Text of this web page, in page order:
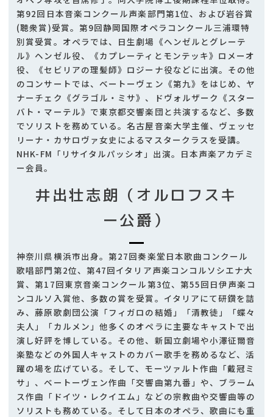
第92回日本音楽コンクール声楽部門第1位、および岩谷賞
(聴衆賞)受賞。第9回静岡国際オペラコンクール三浦環特
別賞受賞。オペラでは、日生劇場《ヘンゼルとグレーテ
ル》ヘンゼル役、《カプレーティとモンテッキ》ロメーオ
役、《セビリアの理髪師》ロジーナ役などに出演。その他
のコンサートでは、ベートーヴェン《第九》をはじめ、ヤ
ナーチェク《グラゴル・ミサ》、ドヴォルザーク《スター
バト・マーテル》で東京都交響楽団と共演するなど、多数
でソリストを務めている。名古屋音楽大学主催、ヴェッセ
リーナ・カサロヴァ女史によるマスタークラスを受講。
NHK-FM「リサイタルパッシオ」出演。日本声楽アカデミ
ー会員。
井出壮志朗（オルロフスキ
ー公爵）
神奈川県横浜市出身。第27回奏楽堂日本歌曲コンクール
歌唱部門第2位、第47回イタリア声楽コンコルソシエナ大
賞、第17回東京音楽コンクール第3位、第55回日伊声楽コ
ンコルソ入賞他、多数の賞を受賞。イタリアにて研鑽を詰
み、藤原歌劇団公演「フィガロの結婚」「清教徒」「蝶々
夫人」「カルメン」他多くのオペラに主要なキャストで出
演し好評を博している。その他、新国立劇場や小澤征爾音
楽塾などの外国人キャストのカバー歌手を務めるなど、活
躍の場を広げている。そして、モーツァルト作曲「戴冠ミ
サ」、ベートーヴェン作曲「交響曲第九番」や、ブラーム
ス作曲「ドイツ・レクイエム」などの宗教曲や交響曲等の
ソリストも務めている。そして日本のオペラ、歌曲にも重